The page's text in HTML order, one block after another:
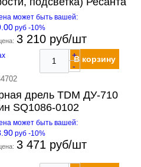
может быть вашей:
руб -10%
3 210 руб/шт
+
-
В корзину
дрель TDM ДУ-710
SQ1086-0102
может быть вашей:
руб -10%
3 471 руб/шт